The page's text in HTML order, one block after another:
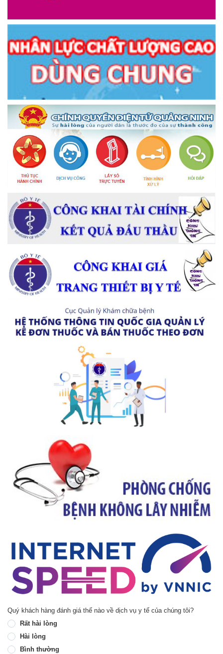
Quý khách hàng đánh giá thế nào về dịch vụ y tế của chúng tôi?
Rất hài lòng
Hài lòng
Bình thường